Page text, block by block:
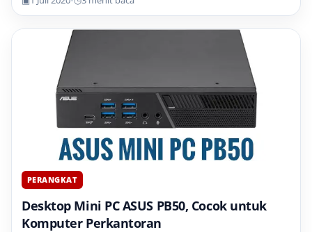
PERANGKAT
Desktop Mini PC ASUS PB50, Cocok untuk
Komputer Perkantoran